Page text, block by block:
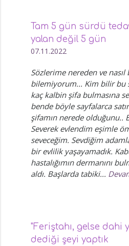
Tam 5 gün sürdü
yalan değil 5 gün
07.11.2022
Sözlerime nereden ve nasıl
bilemiyorum... Kim bilir bu
kaç kalbin şifa bulmasına
bende böyle sayfalarca
şifamın nerede olduğunu..
Severek evlendim eşimle
seveceğim. Sevdiğim
bir evlilik yaşayamadık.
hastalığımın dermanını
aldı. Başlarda tabiki...
"Feriştahı, gelse dahi
dediği şeyi yaptık